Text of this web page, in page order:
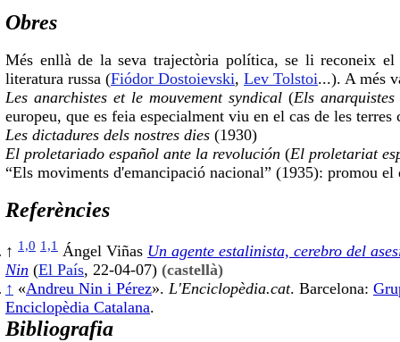
Obres
Més enllà de la seva trajectòria política, se li reconeix
literatura russa (Fiódor Dostoievski, Lev Tolstoi...). A més
Les anarchistes et le mouvement syndical (Els
europeu, que es feia especialment viu en el cas de les terres
Les dictadures dels nostres dies (1930)
El proletariado español ante la revolución (El proletariat
“Els moviments d'emancipació nacional” (1935): promou
Referències
↑ 1,0 1,1 Ángel Viñas Un agente estalinista, cerebro del
Nin ( El País, 22-04-07) (castellà)
↑ « Andreu Nin i Pérez». L'Enciclopèdia.cat. Barcelona:
Enciclopèdia Catalana.
Bibliografia